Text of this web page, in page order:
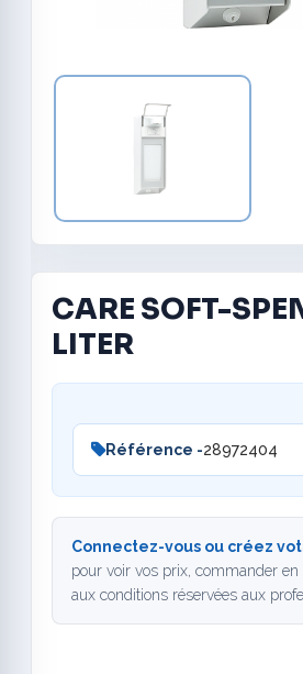
CARE SOFT-
LITER
Référence -28972404
Connectez-vous ou créez
pour voir vos prix, commander
aux conditions réservées aux